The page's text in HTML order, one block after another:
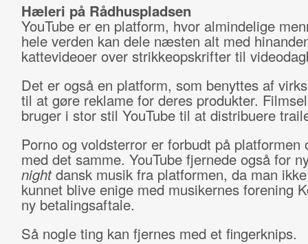
Hæleri på Rådhuspladsen
YouTube er en platform, hvor almindelige
hele verden kan dele næsten alt med
kattevideoer over strikkeopskrifter til
Det er også en platform, som benyttes af
til at gøre reklame for deres produkter.
bruger i stor stil YouTube til at distribuere
Porno og voldsterror er forbudt på platformen
med det samme. YouTube fjernede også for
nightdansk musik fra platformen, da man
kunnet blive enige med musikernes forening
ny betalingsaftale.
Så nogle ting kan fjernes med et fingerknips.